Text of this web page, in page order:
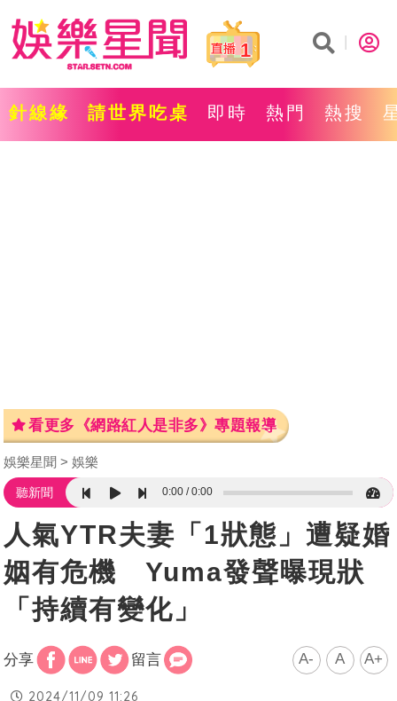
1
針線緣 請世界吃桌 即時 熱門 熱搜
看更多《網路紅人是非多》專題報導
娛樂星聞 娛樂
聽新聞 0:00 0:00
人氣YTR夫妻「1狀態」遭疑婚
姻有危機 Yuma發聲曝現狀
「持續有變化」
分享 留言 A- A A+
2024/11/09 11:26